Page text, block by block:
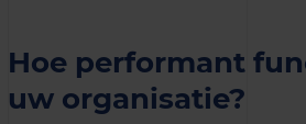
Hoe performant
uw organisatie?